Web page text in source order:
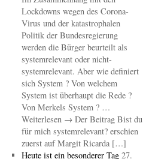
Lockdowns wegen des Corona-
Virus und der katastrophalen
Politik der Bundesregierung
werden die Bürger beurteilt als
systemrelevant oder nicht-
systemrelevant. Aber wie definiert
sich System ? Von welchem
System ist überhaupt die Rede ?
Von Merkels System ? …
Weiterlesen → Der Beitrag Bist du
für mich systemrelevant? erschien
zuerst auf Margit Ricarda […]
Heute ist ein besonderer Tag 27.